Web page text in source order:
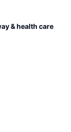
& health care